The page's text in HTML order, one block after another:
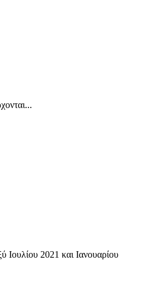
Ιουλίου 2021 και Ιανουαρίου